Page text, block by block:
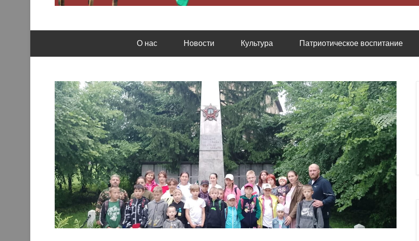
О нас Новости Культура Патриотическое воспитание